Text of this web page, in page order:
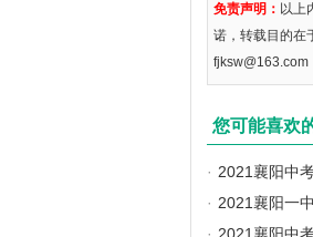
免责声明： 以上
诺，转载目的在
fjksw@163.com
您可能喜欢
· 2021襄阳中
· 2021襄阳一